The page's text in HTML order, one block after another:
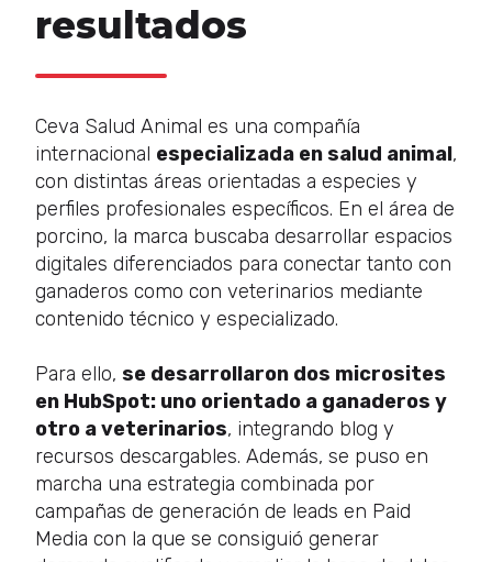
resultados
Ceva Salud Animal es una compañía
internacional especializada en salud animal,
con distintas áreas orientadas a especies y
perfiles profesionales específicos. En el área de
porcino, la marca buscaba desarrollar espacios
digitales diferenciados para conectar tanto con
ganaderos como con veterinarios mediante
contenido técnico y especializado.
Para ello, se desarrollaron dos microsites
en HubSpot: uno orientado a ganaderos y
otro a veterinarios, integrando blog y
recursos descargables. Además, se puso en
marcha una estrategia combinada por
campañas de generación de leads en Paid
Media con la que se consiguió generar